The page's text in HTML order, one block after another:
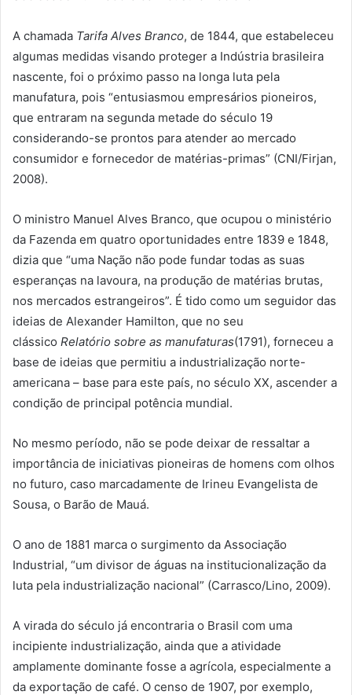
A chamada Tarifa Alves Branco, de 1844, que estabeleceu
algumas medidas visando proteger a Indústria brasileira
nascente, foi o próximo passo na longa luta pela
manufatura, pois “entusiasmou empresários pioneiros,
que entraram na segunda metade do século 19
considerando-se prontos para atender ao mercado
consumidor e fornecedor de matérias-primas” (CNI/Firjan,
2008).
O ministro Manuel Alves Branco, que ocupou o ministério
da Fazenda em quatro oportunidades entre 1839 e 1848,
dizia que “uma Nação não pode fundar todas as suas
esperanças na lavoura, na produção de matérias brutas,
nos mercados estrangeiros”. É tido como um seguidor das
ideias de Alexander Hamilton, que no seu
clássico Relatório sobre as manufaturas(1791), forneceu a
base de ideias que permitiu a industrialização norte-
americana – base para este país, no século XX, ascender a
condição de principal potência mundial.
No mesmo período, não se pode deixar de ressaltar a
importância de iniciativas pioneiras de homens com olhos
no futuro, caso marcadamente de Irineu Evangelista de
Sousa, o Barão de Mauá.
O ano de 1881 marca o surgimento da Associação
Industrial, “um divisor de águas na institucionalização da
luta pela industrialização nacional” (Carrasco/Lino, 2009).
A virada do século já encontraria o Brasil com uma
incipiente industrialização, ainda que a atividade
amplamente dominante fosse a agrícola, especialmente a
da exportação de café. O censo de 1907, por exemplo,